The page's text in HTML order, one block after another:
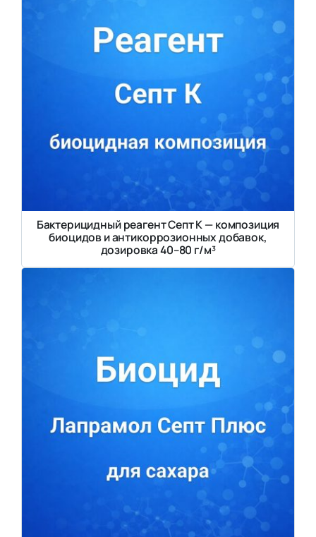
Бактерицидный реагент Септ К — композиция
биоцидов и антикоррозионных добавок,
дозировка 40–80 г/м³